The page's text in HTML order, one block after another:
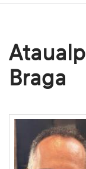
Braga